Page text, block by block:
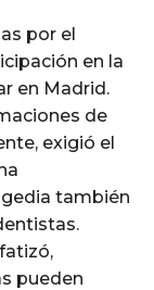
por el
en la
en Madrid.
de
exigió el
también
pueden